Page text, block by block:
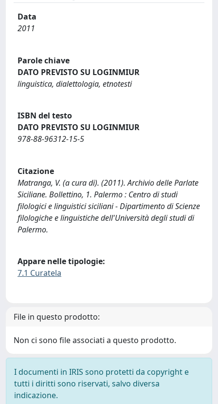
Data
2011
Parole chiave
DATO PREVISTO SU LOGINMIUR
linguistica, dialettologia, etnotesti
ISBN del testo
DATO PREVISTO SU LOGINMIUR
978-88-96312-15-5
Citazione
Matranga, V. (a cura di). (2011). Archivio delle Parlate
Siciliane. Bollettino, 1. Palermo : Centro di studi
filologici e linguistici siciliani - Dipartimento di Scienze
filologiche e linguistiche dell'Università degli studi di
Palermo.
Appare nelle tipologie:
7.1 Curatela
File in questo prodotto:
Non ci sono file associati a questo prodotto.
I documenti in IRIS sono protetti da copyright e
tutti i diritti sono riservati, salvo diversa
indicazione.